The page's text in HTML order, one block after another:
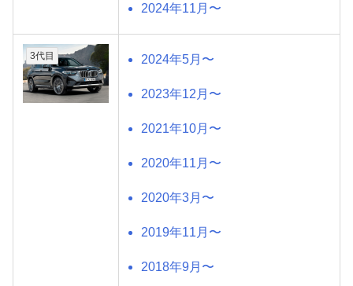
2024年11月〜
3代目 2024年5月〜
2023年12月〜
2021年10月〜
2020年11月〜
2020年3月〜
2019年11月〜
2018年9月〜